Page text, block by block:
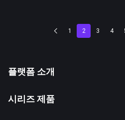
1 2 3 4
플랫폼 소개
시리즈 제품